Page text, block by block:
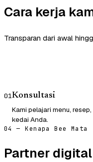
Cara kerja
Transparan dari awal
01Konsultasi
Kami pelajari menu,
kedai Anda.
04 — Kenapa Bee Mata
Partner